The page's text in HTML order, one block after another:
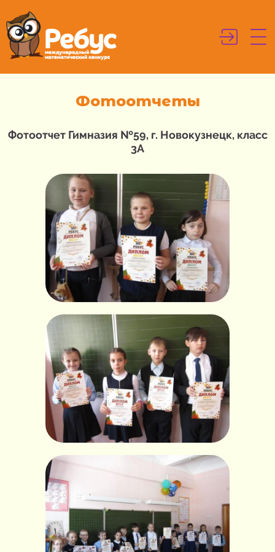
Фотоотчеты
Фотоотчет Гимназия №59, г. Новокузнецк, класс
3А